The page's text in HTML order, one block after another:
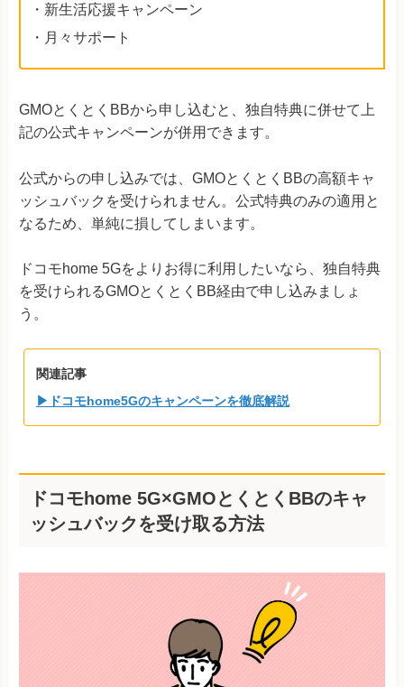
・新生活応援キャンペーン
・月々サポート
GMOとくとくBBから申し込むと、独自特典に併せて上
記の公式キャンペーンが併用できます。
公式からの申し込みでは、GMOとくとくBBの高額キャ
ッシュバックを受けられません。公式特典のみの適用と
なるため、単純に損してしまいます。
ドコモhome 5Gをよりお得に利用したいなら、独自特典
を受けられるGMOとくとくBB経由で申し込みましょ
う。
関連記事
▶ドコモhome5Gのキャンペーンを徹底解説
ドコモhome 5G×GMOとくとくBBのキャ
ッシュバックを受け取る方法